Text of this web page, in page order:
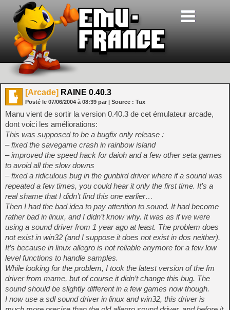
[Arcade] RAINE 0.40.3
Posté le 07/06/2004 à 08:39 par | Source : Tux
Manu vient de sortir la version 0.40.3 de cet émulateur arcade,
dont voici les améliorations:
This was supposed to be a bugfix only release :
– fixed the savegame crash in rainbow island
– improved the speed hack for daioh and a few other seta games
to avoid all the slow downs
– fixed a ridiculous bug in the gunbird driver where if a sound was
repeated a few times, you could hear it only the first time. It’s a
real shame that I didn’t find this one earlier…
Then I had the bad idea to pay attention to sound. It had become
rather bad in linux, and I didn’t know why. It was as if we were
using a sound driver from 1 year ago at least. The problem does
not exist in win32 (and I suppose it does not exist in dos neither).
It’s because in linux allegro is not reliable anymore for a few low
level functions to handle samples.
While looking for the problem, I took the latest version of the fm
driver from mame, but of course it didn’t change this bug. The
sound should be slightly different in a few games now though.
I now use a sdl sound driver in linux and win32, this driver is